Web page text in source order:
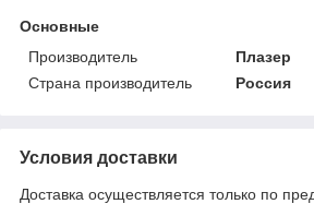
Основные
Производитель
Плазер
Страна производитель
Россия
Условия доставки
Доставка осуществляется только по